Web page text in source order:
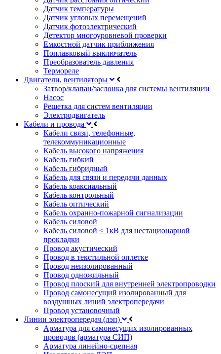
Датчик температуры
Датчик угловых перемещений
Датчик фотоэлектрический
Детектор многоуровневой проверки
Емкостной датчик приближения
Поплавковый выключатель
Преобразователь давления
Термореле
Двигатели, вентиляторы
Затвор/клапан/заслонка для системы вентиляции
Насос
Решетка для систем вентиляции
Электродвигатель
Кабели и провода
Кабели связи, телефонные,
телекоммуникационные
Кабель высокого напряжения
Кабель гибкий
Кабель гибридный
Кабель для связи и передачи данных
Кабель коаксиальный
Кабель контрольный
Кабель оптический
Кабель охранно-пожарной сигнализации
Кабель силовой
Кабель силовой < 1кВ для нестационарной
прокладки
Провод акустический
Провод в текстильной оплетке
Провод неизолированный
Провод одножильный
Провод плоский для внутренней электропроводки
Провод самонесущий изолированный для
воздушных линий электропередачи
Провод установочный
Линии электропередач (лэп)
Арматура для самонесущих изолированных
проводов (арматура СИП)
Арматура линейно-сцепная